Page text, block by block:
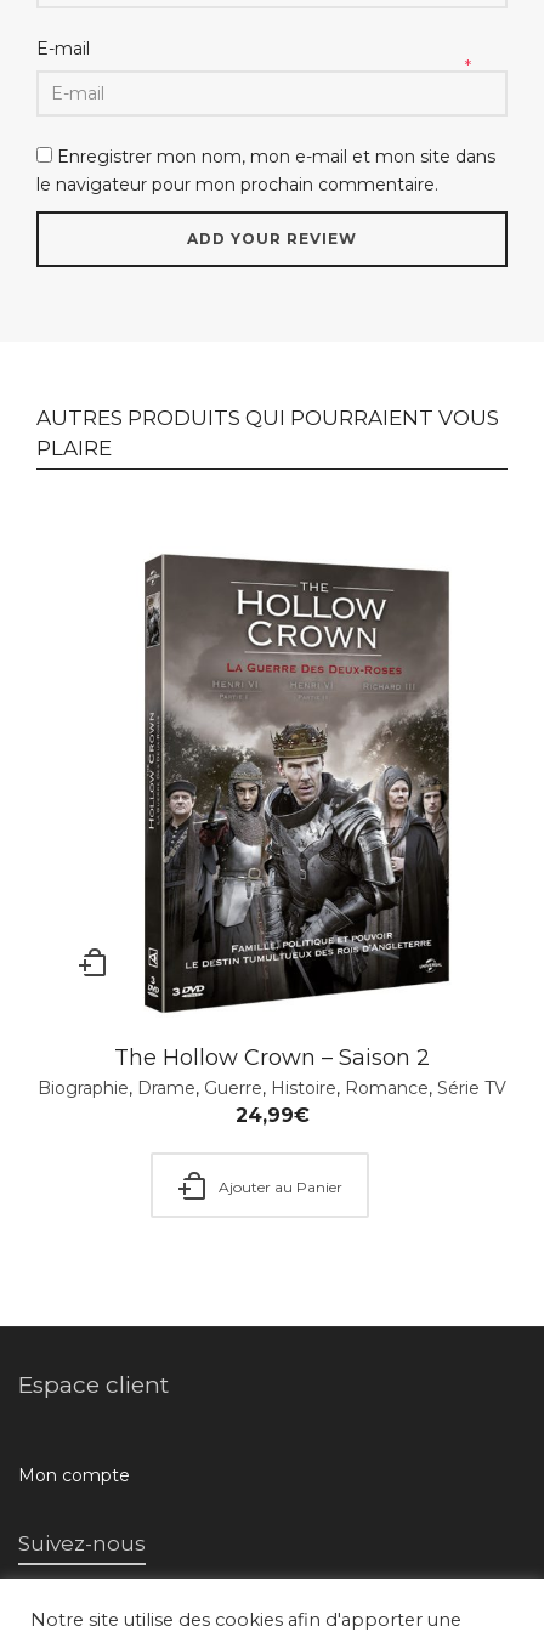
E-mail
*
Enregistrer mon nom, mon e-mail et mon site dans
le navigateur pour mon prochain commentaire.
AUTRES PRODUITS QUI POURRAIENT VOUS
PLAIRE
The Hollow Crown – Saison 2
Biographie, Drame, Guerre, Histoire, Romance, Série TV
24,99€
Ajouter au Panier
Espace client
Mon compte
Suivez-nous
Notre site utilise des cookies afin d'apporter une